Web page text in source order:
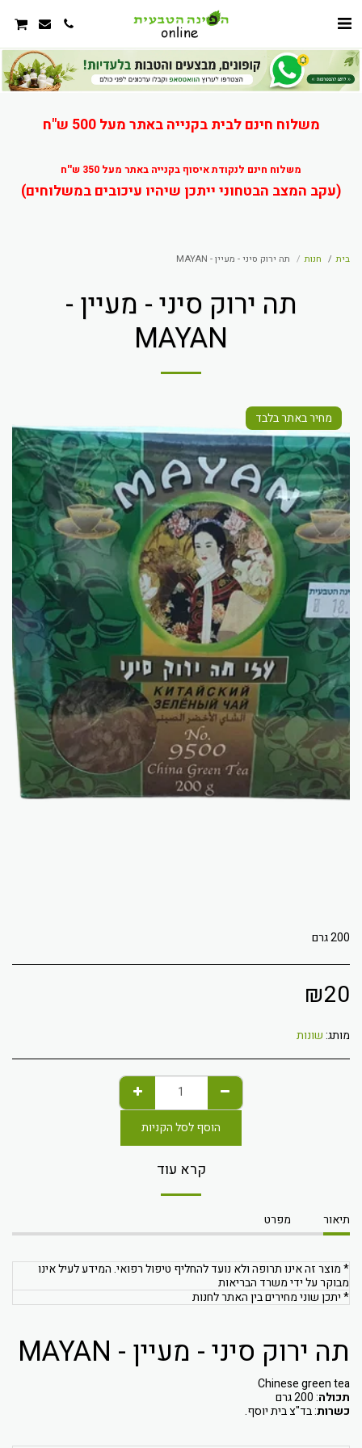
משלוח חינם לבית בקנייה באתר מעל 500 ש"ח
משלוח חינם לנקודת איסוף בקנייה באתר מעל 350 ש''ח
(עקב המצב הבטחוני ייתכן שיהיו עיכובים במשלוחים)
בית חנות תה ירוק סיני - מעיין - MAYAN
תה ירוק סיני - מעיין -
MAYAN
מחיר באתר בלבד
200 גרם
₪20
מותג:שונות
הוסף לסל הקניות
קרא עוד
תיאור מפרט
* מוצר זה אינו תרופה ולא נועד להחליף טיפול רפואי. המידע לעיל אינו
מבוקר על ידי משרד הבריאות
* יתכן שוני מחירים בין האתר לחנות
תה ירוק סיני - מעיין - MAYAN
Chinese green tea
תכולה: 200 גרם
כשרות: בד"צ בית יוסף.